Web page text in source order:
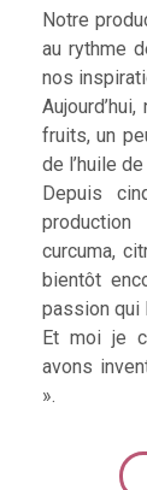
Notre
au rythme
nos
fruits, un
de l’huile
Depuis
curcuma,
bientôt
passion qui
Et moi je
avons
».